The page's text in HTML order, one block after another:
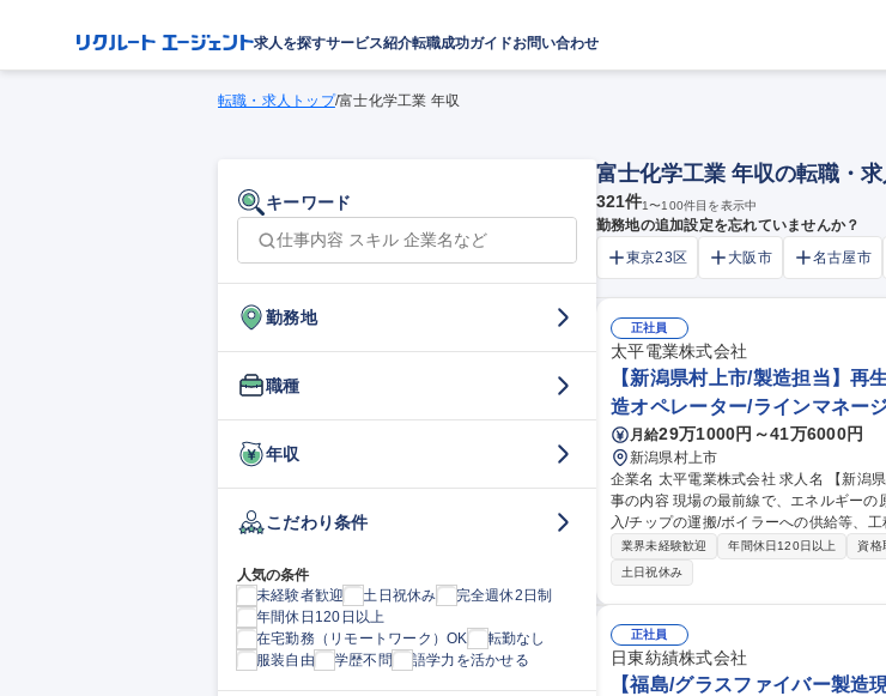
求人を探すサービス紹介転職成功ガイドお問い合わせ
転職・求人トップ/富士化学工業 年収
キーワード
勤務地
職種
年収
こだわり条件
人気の条件
未経験者歓迎
土日祝休み
完全週休2日制
年間休日120日以上
在宅勤務（リモートワーク）OK
転勤なし
服装自由
学歴不問 語学力を活かせる
富士化学工業 年収の転職・
321件1〜100件目を表示中
勤務地の追加設定を忘れていませんか？
東京23区
大阪市 名古屋市
正社員
太平電業株式会社
【新潟県村上市/製造担当】再
造オペレーター/ラインマネー
月給29万1000円～41万6000円
新潟県村上市
企業名 太平電業株式会社 求人名 【新潟県村上市/製造担当】再生可能エネルギー燃料チップ工場/プライム上場 仕
事の内容 現場の最前線で、エネルギー
入/チップの運搬/ボイラーへの供給等、
す。 【具体的には】■チップ工場設備の運転監視(トラブル対応含む) ■チップ工場設備の現場点検 ■資材の在庫管
理/調達依頼および受入対応 ■チップ/丸
時の初期対応【グリーンプロジェクト】
持続可能なエネルギー供給を担う重要な取り組みです。 募集職種 【新潟県村上市/
燃料チップ工場/プライム上場
業界未経験歓迎 年間休日120日以上 資格
土日祝休み
正社員
日東紡績株式会社
【福島/グラスファイバー製造